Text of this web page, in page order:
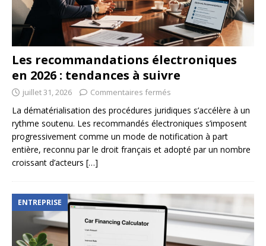
Les recommandations électroniques
en 2026 : tendances à suivre
juillet 31, 2026 Commentaires fermés
La dématérialisation des procédures juridiques s’accélère à un
rythme soutenu. Les recommandés électroniques s’imposent
progressivement comme un mode de notification à part
entière, reconnu par le droit français et adopté par un nombre
croissant d’acteurs […]
ENTREPRISE